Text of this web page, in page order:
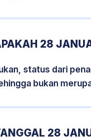
28
status dari
bukan
28